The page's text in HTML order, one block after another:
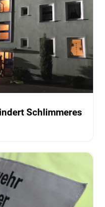
Schlimmeres